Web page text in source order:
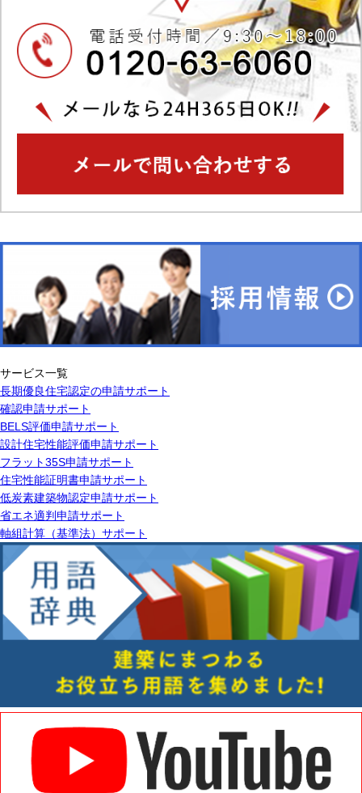
サービス一覧
長期優良住宅認定の申請サポート
確認申請サポート
BELS評価申請サポート
設計住宅性能評価申請サポート
フラット35S申請サポート
住宅性能証明書申請サポート
低炭素建築物認定申請サポート
省エネ適判申請サポート
軸組計算（基準法）サポート